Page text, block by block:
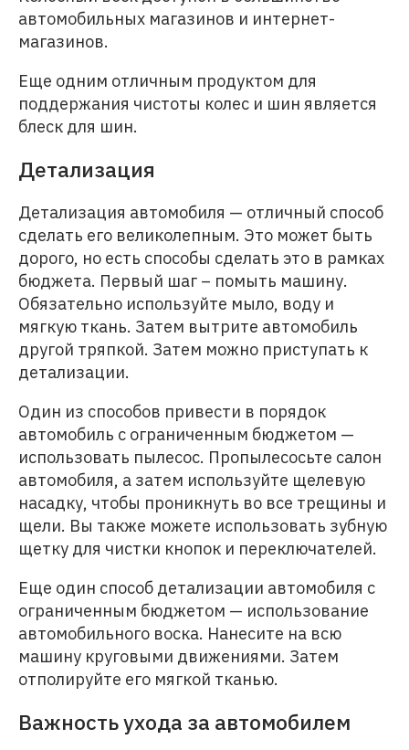
автомобильных магазинов и интернет-
магазинов.
Еще одним отличным продуктом для
поддержания чистоты колес и шин является
блеск для шин.
Детализация
Детализация автомобиля — отличный способ
сделать его великолепным. Это может быть
дорого, но есть способы сделать это в рамках
бюджета. Первый шаг – помыть машину.
Обязательно используйте мыло, воду и
мягкую ткань. Затем вытрите автомобиль
другой тряпкой. Затем можно приступать к
детализации.
Один из способов привести в порядок
автомобиль с ограниченным бюджетом —
использовать пылесос. Пропылесосьте салон
автомобиля, а затем используйте щелевую
насадку, чтобы проникнуть во все трещины и
щели. Вы также можете использовать зубную
щетку для чистки кнопок и переключателей.
Еще один способ детализации автомобиля с
ограниченным бюджетом — использование
автомобильного воска. Нанесите на всю
машину круговыми движениями. Затем
отполируйте его мягкой тканью.
Важность ухода за автомобилем